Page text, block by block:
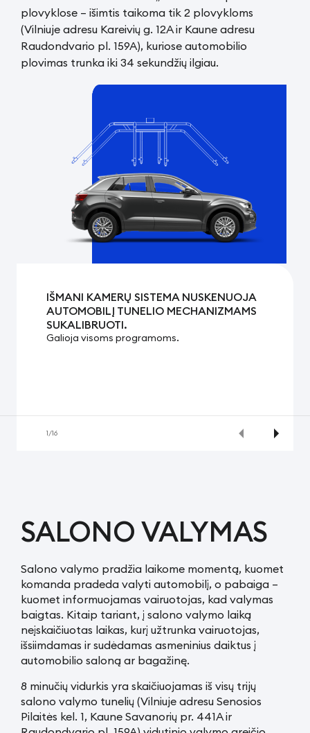
plovyklose – išimtis taikoma tik 2 plovykloms
(Vilniuje adresu Kareivių g. 12A ir Kaune adresu
Raudondvario pl. 159A), kuriose automobilio
plovimas trunka iki 34 sekundžių ilgiau.
IŠMANI KAMERŲ SISTEMA NUSKENUOJA
AUTOMOBILĮ TUNELIO MECHANIZMAMS
SUKALIBRUOTI.
Galioja visoms programoms.
1/16
SALONO VALYMAS
Salono valymo pradžia laikome momentą, kuomet
komanda pradeda valyti automobilį, o pabaiga –
kuomet informuojamas vairuotojas, kad valymas
baigtas. Kitaip tariant, į salono valymo laiką
neįskaičiuotas laikas, kurį užtrunka vairuotojas,
išsiimdamas ir sudėdamas asmeninius daiktus į
automobilio saloną ar bagažinę.
8 minučių vidurkis yra skaičiuojamas iš visų trijų
salono valymo tunelių (Vilniuje adresu Senosios
Pilaitės kel. 1, Kaune Savanorių pr. 441A ir